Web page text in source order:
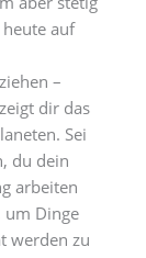
auf
–
dir das
Sei
du dein
arbeiten
um Dinge
werden zu